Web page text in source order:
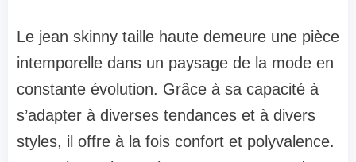
Le jean skinny taille haute demeure une pièce
intemporelle dans un paysage de la mode en
constante évolution. Grâce à sa capacité à
s’adapter à diverses tendances et à divers
styles, il offre à la fois confort et polyvalence.